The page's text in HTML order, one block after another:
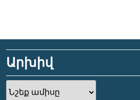
Արխիվ